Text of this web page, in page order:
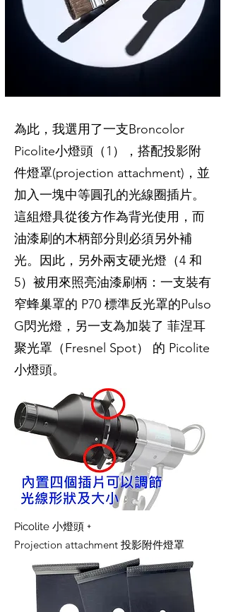
為此，我選用了一支Broncolor
Picolite小燈頭（1），搭配投影附
件燈罩(projection attachment)，並
加入一塊中等圓孔的光線圈插片。
這組燈具從後方作為背光使用，而
油漆刷的木柄部分則必須另外補
光。因此，另外兩支硬光燈（4 和
5）被用來照亮油漆刷柄：一支裝有
窄蜂巢罩的 P70 標準反光罩的Pulso
G閃光燈，另一支為加裝了 菲涅耳
聚光罩（Fresnel Spot） 的 Picolite
小燈頭。
Picolite 小燈頭 +
Projection attachment 投影附件燈罩